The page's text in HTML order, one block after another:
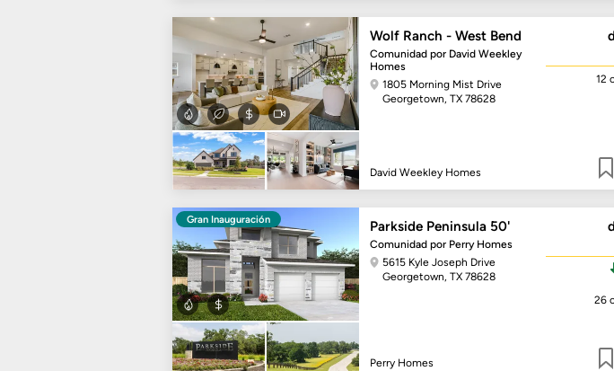
Wolf Ranch - West Bend
Comunidad por David Weekley
Homes
1805 Morning Mist Drive
Georgetown, TX 78628
David Weekley Homes
12
Gran Inauguración Parkside Peninsula 50'
Comunidad por Perry Homes
5615 Kyle Joseph Drive
Georgetown, TX 78628
Perry Homes
26